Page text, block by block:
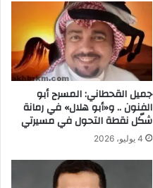
جميل القحطاني: المسرح أبو
الفنون .. و«أبو هلال» في رمانة
شكّل نقطة التحول في مسيرتي
4 يوليو، 2026